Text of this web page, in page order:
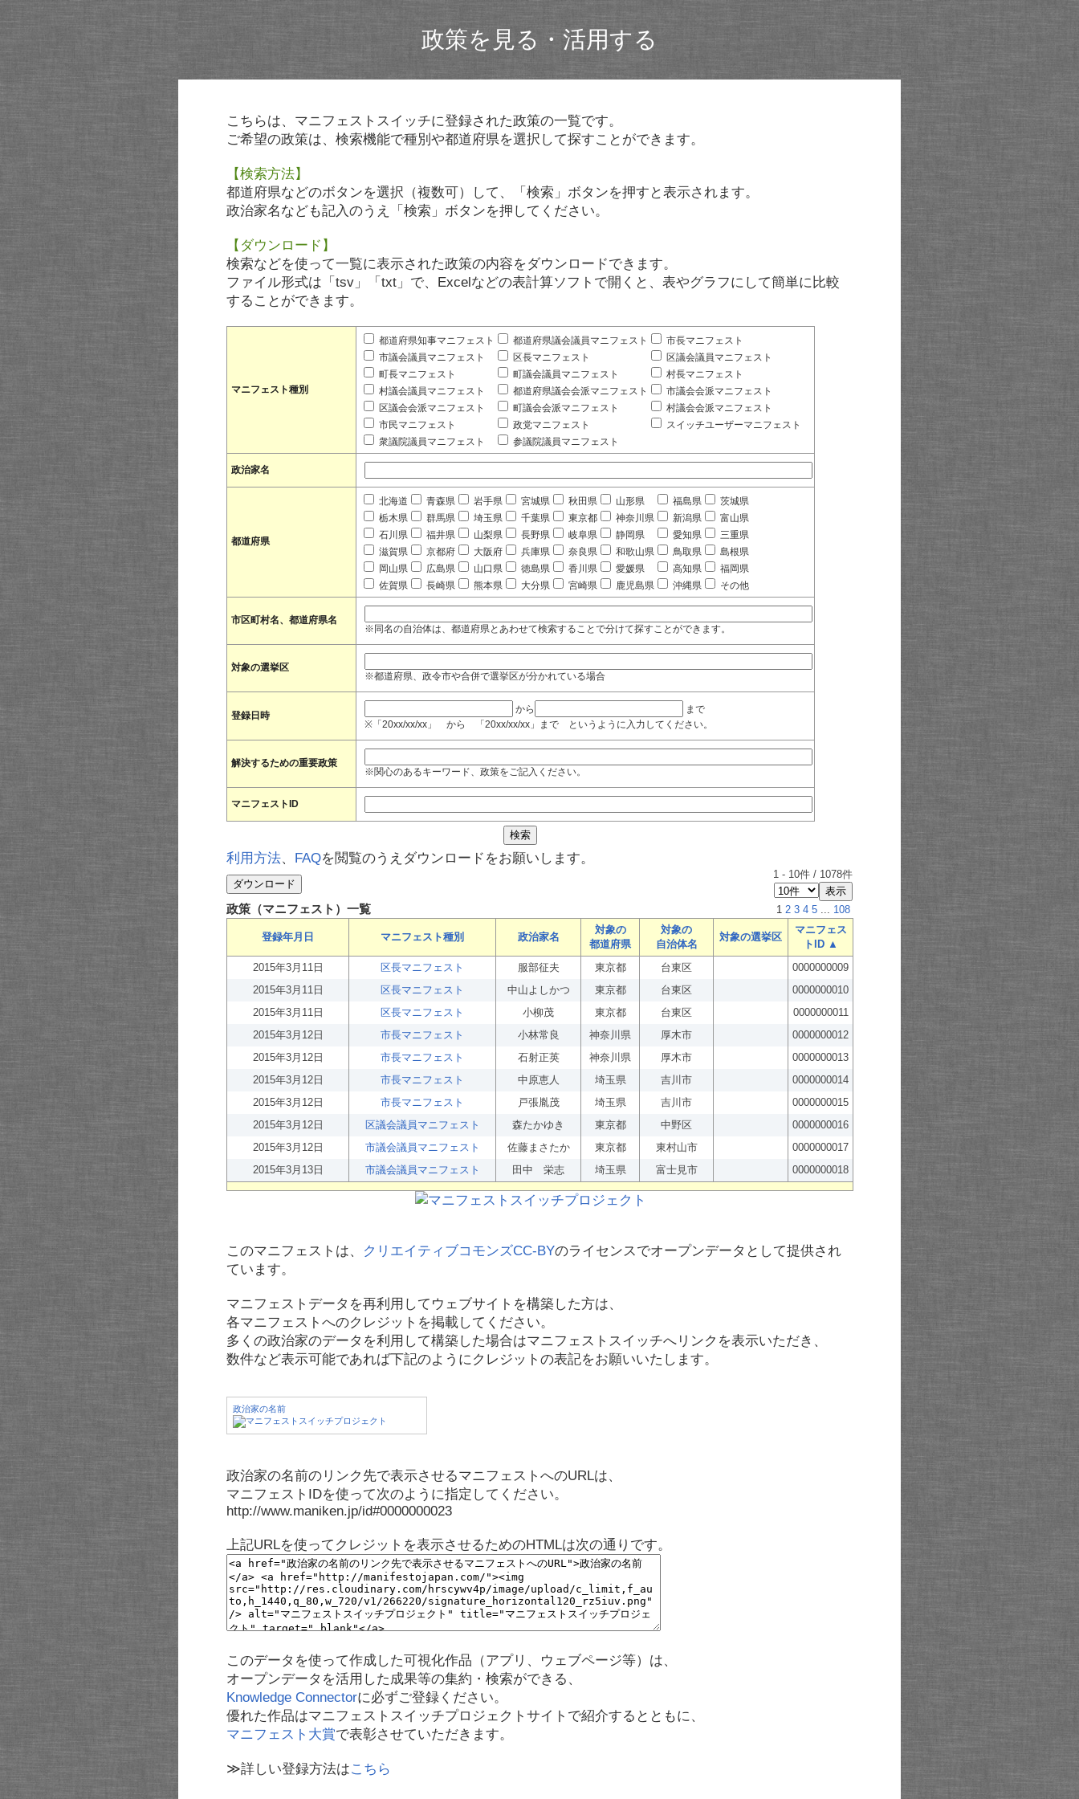
政策を見る・活用する
こちらは、マニフェストスイッチに登録された政策の一覧です。
ご希望の政策は、検索機能で種別や都道府県を選択して探すことができます。
【検索方法】
都道府県などのボタンを選択（複数可）して、「検索」ボタンを押すと表示されます。
政治家名なども記入のうえ「検索」ボタンを押してください。
【ダウンロード】
検索などを使って一覧に表示された政策の内容をダウンロードできます。
ファイル形式は「tsv」「txt」で、Excelなどの表計算ソフトで開くと、表やグラフにして簡単に比較
することができます。
マニフェスト種別
都道府県知事マニフェスト 都道府県議会議員マニフェスト
市長マニフェスト
市議会議員マニフェスト
区長マニフェスト
区議会議員マニフェスト
町長マニフェスト
町議会議員マニフェスト
村長マニフェスト
村議会議員マニフェスト
都道府県議会会派マニフェスト
市議会会派マニフェスト
区議会会派マニフェスト
町議会会派マニフェスト
村議会会派マニフェスト
市民マニフェスト
政党マニフェスト
スイッチユーザーマニフェスト
衆議院議員マニフェスト
参議院議員マニフェスト
政治家名
都道府県
北海道 青森県 岩手県 宮城県 秋田県 山形県 福島県
茨城県
栃木県
群馬県 埼玉県 千葉県 東京都 神奈川県 新潟県
富山県
石川県
福井県 山梨県 長野県 岐阜県 静岡県 愛知県
三重県
滋賀県
京都府 大阪府 兵庫県 奈良県 和歌山県 鳥取県
島根県
岡山県
広島県 山口県 徳島県 香川県 愛媛県 高知県
福岡県
佐賀県
長崎県 熊本県 大分県 宮崎県 鹿児島県 沖縄県 その他
市区町村名、都道府県名
※同名の自治体は、都道府県とあわせて検索することで分けて探すことができます。
対象の選挙区
※都道府県、政令市や合併で選挙区が分かれている場合
登録日時
から
まで
※「20xx/xx/xx」 から 「20xx/xx/xx」まで というように入力してください。
解決するための重要政策
※関心のあるキーワード、政策をご記入ください。
マニフェストID
利用方法、 FAQを閲覧のうえダウンロードをお願いします。
1 - 10件 / 1078件
政策（マニフェスト）一覧 1 2 3 4 5 ... 108
登録年月日 マニフェスト種別 政治家名
対象の
都道府県
対象の
自治体名
対象の選挙区
マニフェス
トID ▲
2015年3月11日
区長マニフェスト 服部征夫 東京都 台東区
0000000009
2015年3月11日
区長マニフェスト 中山よしかつ 東京都 台東区
0000000010
2015年3月11日
区長マニフェスト 小柳茂 東京都 台東区
0000000011
2015年3月12日
市長マニフェスト 小林常良 神奈川県 厚木市
0000000012
2015年3月12日
市長マニフェスト 石射正英 神奈川県 厚木市
0000000013
2015年3月12日
市長マニフェスト 中原恵人 埼玉県 吉川市
0000000014
2015年3月12日
市長マニフェスト 戸張胤茂 埼玉県 吉川市
0000000015
2015年3月12日
区議会議員マニフェスト 森たかゆき 東京都 中野区
0000000016
2015年3月12日
市議会議員マニフェスト 佐藤まさたか 東京都 東村山市
0000000017
2015年3月13日
市議会議員マニフェスト 田中 栄志 埼玉県 富士見市 0000000018
このマニフェストは、 クリエイティブコモンズCC-BYのライセンスでオープンデータとして提供され
ています。
マニフェストデータを再利用してウェブサイトを構築した方は、
各マニフェストへのクレジットを掲載してください。
多くの政治家のデータを利用して構築した場合はマニフェストスイッチへリンクを表示いただき、
数件など表示可能であれば下記のようにクレジットの表記をお願いいたします。
政治家の名前
政治家の名前のリンク先で表示させるマニフェストへのURLは、
マニフェストIDを使って次のように指定してください。
http://www.maniken.jp/id#0000000023
上記URLを使ってクレジットを表示させるためのHTMLは次の通りです。
このデータを使って作成した可視化作品（アプリ、ウェブページ等）は、
オープンデータを活用した成果等の集約・検索ができる、
Knowledge Connectorに必ずご登録ください。
優れた作品はマニフェストスイッチプロジェクトサイトで紹介するとともに、
マニフェスト大賞で表彰させていただきます。
≫詳しい登録方法はこちら